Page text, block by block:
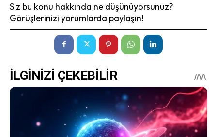
Siz bu konu hakkında ne düşünüyorsunuz?
Görüşlerinizi yorumlarda paylaşın!